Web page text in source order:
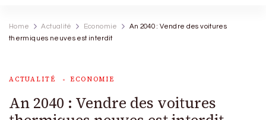
Home Actualité Economie
An 2040 : Vendre des voitures
thermiques neuves est interdit
ACTUALITÉ ECONOMIE
An 2040 : Vendre des voitures